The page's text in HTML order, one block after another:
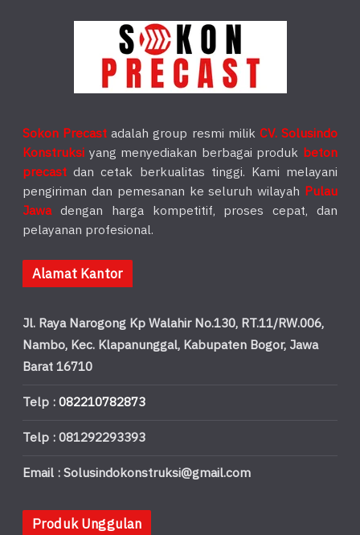
Sokon Precast adalah group resmi milik CV. Solusindo
Konstruksi yang menyediakan berbagai produk beton
precast dan cetak berkualitas tinggi. Kami melayani
pengiriman dan pemesanan ke seluruh wilayah Pulau
Jawadengan harga kompetitif, proses cepat, dan
pelayanan profesional.
Alamat Kantor
Jl. Raya Narogong Kp Walahir No.130, RT.11/RW.006,
Nambo, Kec. Klapanunggal, Kabupaten Bogor, Jawa
Barat 16710
Telp :082210782873
Telp : 081292293393
Email : Solusindokonstruksi@gmail.com
Produk Unggulan